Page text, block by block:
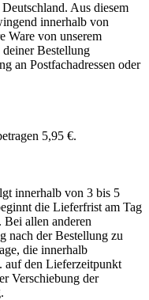
Aus diesem
innerhalb von
Ware von unserem
Bestellung
an Postfachadressen oder
5,95 €.
innerhalb von 3 bis 5
die Lieferfrist am Tag
allen anderen
nach der Bestellung zu
die innerhalb
auf den Lieferzeitpunkt
Verschiebung der